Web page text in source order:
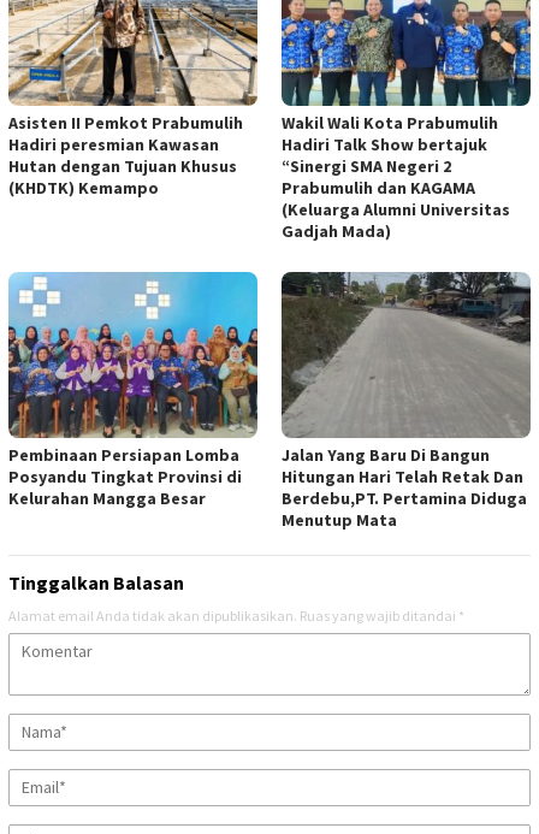
Asisten II Pemkot Prabumulih
Hadiri peresmian Kawasan
Hutan dengan Tujuan Khusus
(KHDTK) Kemampo
Wakil Wali Kota Prabumulih
Hadiri Talk Show bertajuk
“Sinergi SMA Negeri 2
Prabumulih dan KAGAMA
(Keluarga Alumni Universitas
Gadjah Mada)
Pembinaan Persiapan Lomba
Posyandu Tingkat Provinsi di
Kelurahan Mangga Besar
Jalan Yang Baru Di Bangun
Hitungan Hari Telah Retak Dan
Berdebu,PT. Pertamina Diduga
Menutup Mata
Tinggalkan Balasan
Alamat email Anda tidak akan dipublikasikan. Ruas yang wajib ditandai *